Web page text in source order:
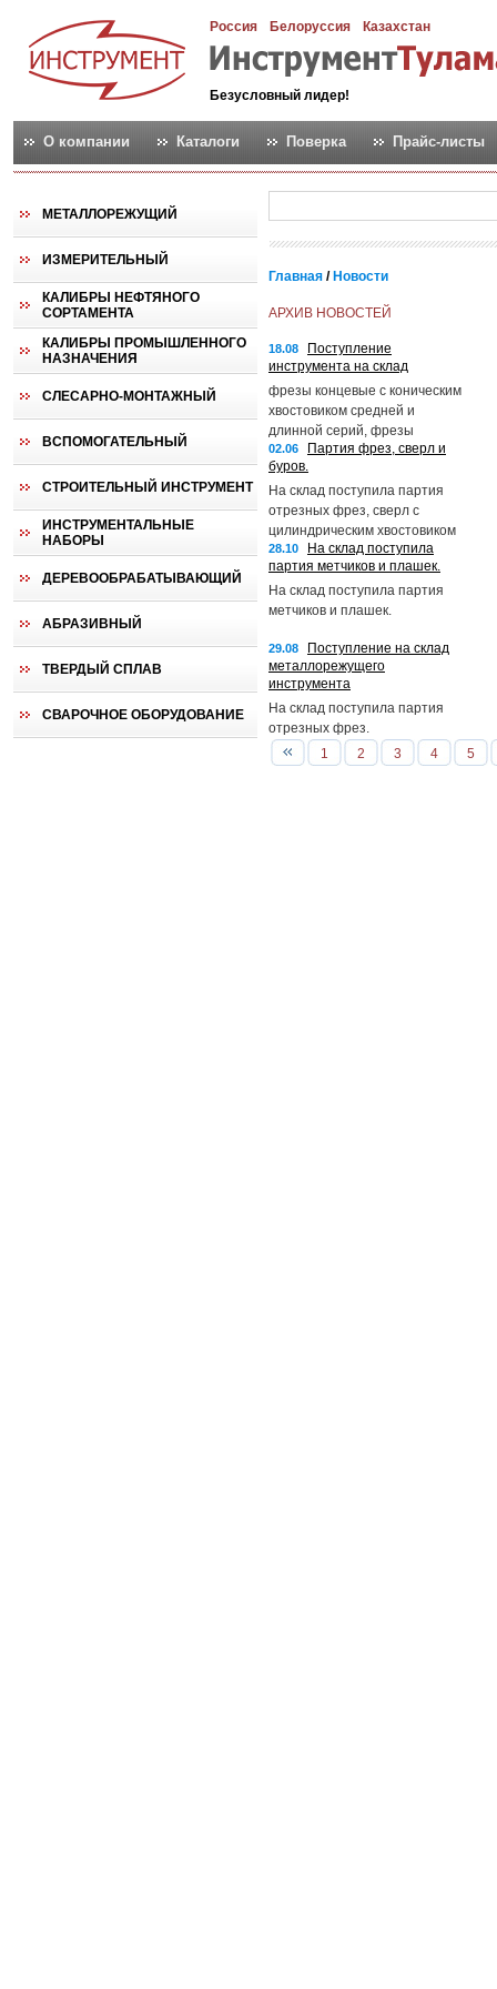
Россия Белоруссия Казахстан
Безусловный лидер!
О компании Каталоги Поверка Прайс-листы
МЕТАЛЛОРЕЖУЩИЙ
ИЗМЕРИТЕЛЬНЫЙ
КАЛИБРЫ НЕФТЯНОГО
СОРТАМЕНТА
КАЛИБРЫ ПРОМЫШЛЕННОГО
НАЗНАЧЕНИЯ
СЛЕСАРНО-МОНТАЖНЫЙ
ВСПОМОГАТЕЛЬНЫЙ
СТРОИТЕЛЬНЫЙ ИНСТРУМЕНТ
ИНСТРУМЕНТАЛЬНЫЕ
НАБОРЫ
ДЕРЕВООБРАБАТЫВАЮЩИЙ
АБРАЗИВНЫЙ
ТВЕРДЫЙ СПЛАВ
СВАРОЧНОЕ ОБОРУДОВАНИЕ
Главная /Новости
АРХИВ НОВОСТЕЙ
18.08
Поступление
инструмента на склад
фрезы концевые с коническим
хвостовиком средней и
длинной серий, фрезы
шпоночные с цилиндрическим
хвостовиком, нутромеры
микрометрические и токарные
патроны.
02.06
Партия фрез, сверл и
буров.
На склад поступила партия
отрезных фрез, сверл с
цилиндрическим хвостовиком
из материалов Р6М5К5 и Р9 с
н/тит покрытием, сверл
центровочных и буров SDS+.
28.10
На склад поступила
партия метчиков и плашек.
На склад поступила партия
метчиков и плашек.
29.08
Поступление на склад
металлорежущего
инструмента
На склад поступила партия
отрезных фрез.
1
2 3 4 5